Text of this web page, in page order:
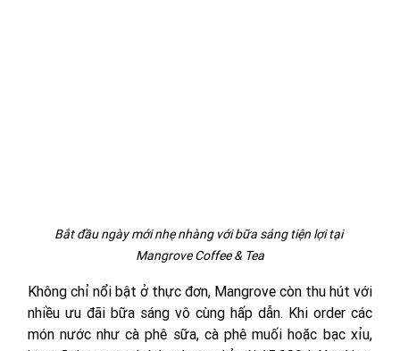
Bắt đầu ngày mới nhẹ nhàng với bữa sáng tiện lợi tại
Mangrove Coffee & Tea
Không chỉ nổi bật ở thực đơn, Mangrove còn thu hút với
nhiều ưu đãi bữa sáng vô cùng hấp dẫn. Khi order các
món nước như cà phê sữa, cà phê muối hoặc bạc xỉu,